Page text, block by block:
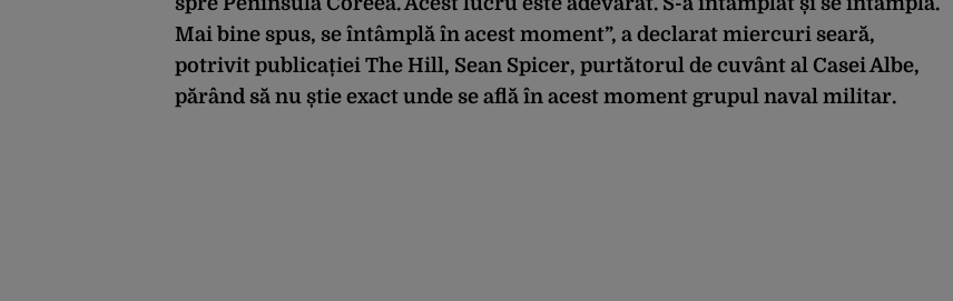
Mai bine spus, se întâmplă în acest moment”, a declarat miercuri seară,
potrivit publicației The Hill, Sean Spicer, purtătorul de cuvânt al Casei Albe,
părând să nu știe exact unde se află în acest moment grupul naval militar.